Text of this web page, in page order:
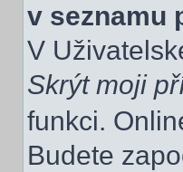
v seznamu
V
Skrýt moji
funkci.
Budete